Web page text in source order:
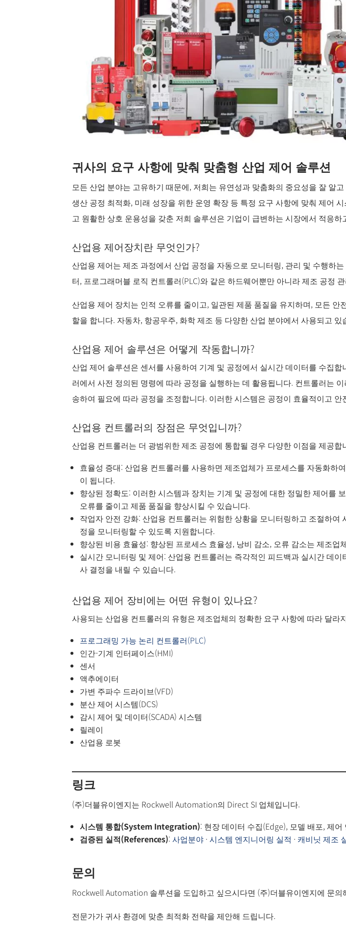
귀사의 요구 사항에 맞춰 맞춤형 산업 제어 솔루션
모든 산업 분야는 고유하기 때문에, 저희는 유연성과 맞춤화의 중요성을 잘 알
생산 공정 최적화, 미래 성장을 위한 운영 확장 등 특정 요구 사항에 맞춰 제어
고 원활한 상호 운용성을 갖춘 저희 솔루션은 기업이 급변하는 시장에서 적응
산업용 제어장치란 무엇인가?
산업용 제어는 제조 과정에서 산업 공정을 자동으로 모니터링, 관리 및 수행하
터, 프로그래머블 로직 컨트롤러(PLC)와 같은 하드웨어뿐만 아니라 제조 공정
산업용 제어 장치는 인적 오류를 줄이고, 일관된 제품 품질을 유지하며, 모든
할을 합니다. 자동차, 항공우주, 화학 제조 등 다양한 산업 분야에서 사용되고 있
산업용 제어 솔루션은 어떻게 작동합니까?
산업 제어 솔루션은 센서를 사용하여 기계 및 공정에서 실시간 데이터를 수집
러에서 사전 정의된 명령에 따라 공정을 실행하는 데 활용됩니다. 컨트롤러는
송하여 필요에 따라 공정을 조정합니다. 이러한 시스템은 공정이 효율적이고
산업용 컨트롤러의 장점은 무엇입니까?
산업용 컨트롤러는 더 광범위한 제조 공정에 통합될 경우 다양한 이점을 제공
효율성 증대: 산업용 컨트롤러를 사용하면 제조업체가 프로세스를 자동화
이 됩니다.
향상된 정확도: 이러한 시스템과 장치는 기계 및 공정에 대한 정밀한 제어를
오류를 줄이고 제품 품질을 향상시킬 수 있습니다.
작업자 안전 강화: 산업용 컨트롤러는 위험한 상황을 모니터링하고 조절하
정을 모니터링할 수 있도록 지원합니다.
향상된 비용 효율성: 향상된 프로세스 효율성, 낭비 감소, 오류 감소는 제조업
실시간 모니터링 및 제어: 산업용 컨트롤러는 즉각적인 피드백과 실시간 데
사 결정을 내릴 수 있습니다.
산업용 제어 장비에는 어떤 유형이 있나요?
사용되는 산업용 컨트롤러의 유형은 제조업체의 정확한 요구 사항에 따라 달
프로그래밍 가능 논리 컨트롤러(PLC)
인간-기계 인터페이스(HMI)
센서
액추에이터
가변 주파수 드라이브(VFD)
분산 제어 시스템(DCS)
감시 제어 및 데이터(SCADA) 시스템
릴레이
산업용 로봇
링크
(주)더블유이엔지는 Rockwell Automation의 Direct SI 업체입니다.
시스템 통합(System Integration): 현장 데이터 수집(Edge), 모델 배포, 제어
검증된 실적(References): 사업분야· 시스템 엔지니어링 실적 · 캐비닛 제조
문의
Rockwell Automation 솔루션을 도입하고 싶으시다면 (주)더블유이엔지에 문의
전문가가 귀사 환경에 맞춘 최적화 전략을 제안해 드립니다.